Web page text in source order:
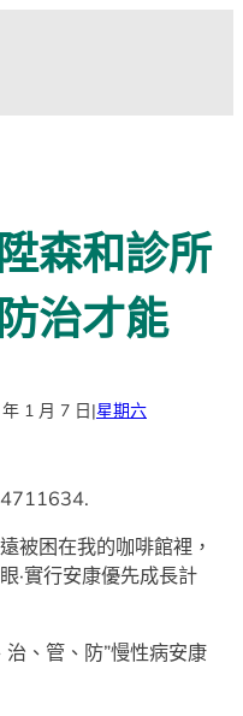
森和診所
治才能
1 月 7 日|星期六
被困在我的咖啡館裡，
·實行安康優先成長計
、管、防”慢性病安康